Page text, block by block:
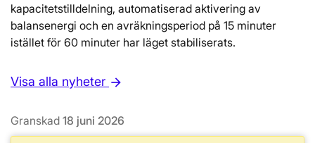
kapacitetstilldelning, automatiserad aktivering av
balansenergi och en avräkningsperiod på 15 minuter
istället för 60 minuter har läget stabiliserats.
Visa alla nyheter arrow_forward
Granskad 18 juni 2026